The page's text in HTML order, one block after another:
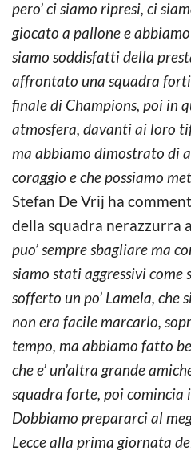
pero’ ci siamo ripresi, ci
giocato a pallone e
siamo soddisfatti della
affrontato una squadra
finale di Champions, poi in
atmosfera, davanti ai loro
ma abbiamo dimostrato di
coraggio e che possiamo
Stefan De Vrij ha
della squadra nerazzurra
puo’ sempre sbagliare ma
siamo stati aggressivi come
sofferto un po’ Lamela, che
non era facile marcarlo,
tempo, ma abbiamo fatto
che e’ un’altra grande
squadra forte, poi comincia
Dobbiamo prepararci al
Lecce alla prima giornata